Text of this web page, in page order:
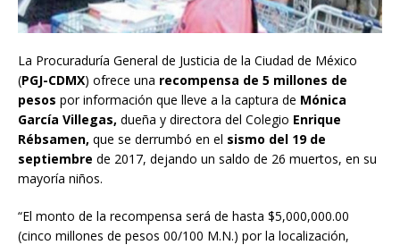
La Procuraduría General de Justicia de la Ciudad de México
(PGJ-CDMX) ofrece una recompensa de 5 millones de
pesos por información que lleve a la captura de Mónica
García Villegas, dueña y directora del Colegio Enrique
Rébsamen, que se derrumbó en el sismo del 19 de
septiembre de 2017, dejando un saldo de 26 muertos, en su
mayoría niños.
“El monto de la recompensa será de hasta $5,000,000.00
(cinco millones de pesos 00/100 M.N.) por la localización,